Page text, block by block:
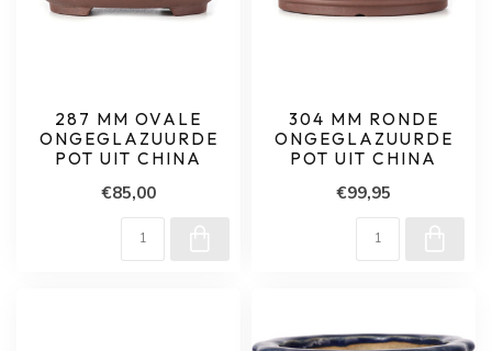
287 MM OVALE
ONGEGLAZUURDE
POT UIT CHINA
€85,00
304 MM RONDE
ONGEGLAZUURDE
POT UIT CHINA
€99,95